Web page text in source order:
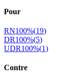
Pour
RN100%(19)
DR100%(5)
UDR100%(1)
Contre